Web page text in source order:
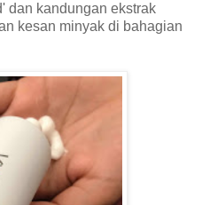
dan kandungan ekstrak
kesan minyak di bahagian